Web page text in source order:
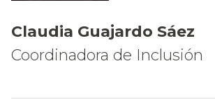
Claudia Guajardo Sáez
Coordinadora de Inclusión